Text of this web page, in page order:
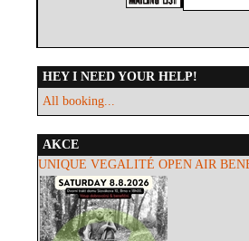
HEY I NEED YOUR HELP!
All booking...
AKCE
UNIQUE VEGALITÉ OPEN AIR